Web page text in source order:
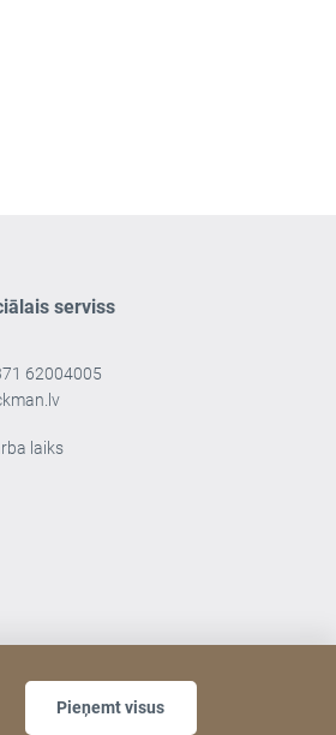
serviss
62004005
laiks
Pieņemt visus